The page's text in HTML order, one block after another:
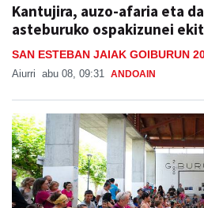
Kantujira, auzo-afaria eta
asteburuko ospakizunei
SAN ESTEBAN JAIAK GOIBURUN
Aiurri abu 08, 09:31 ANDOAIN